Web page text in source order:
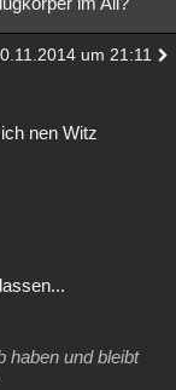
um 21:11
nen Witz
haben und bleibt